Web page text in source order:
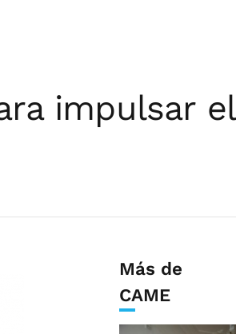
impulsar el
Más de
CAME